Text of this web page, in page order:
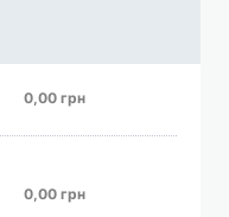
0,00 грн
0,00 грн